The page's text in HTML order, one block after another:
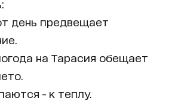
день предвещает
на Тарасия обещает
- к теплу.